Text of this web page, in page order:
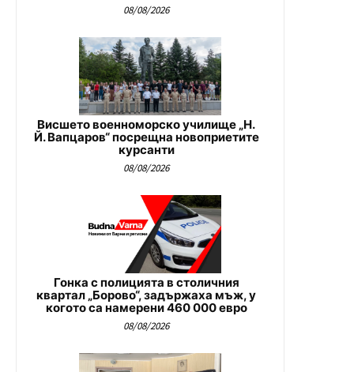
08/08/2026
Висшето военноморско училище „Н.
Й. Вапцаров“ посрещна новоприетите
курсанти
08/08/2026
Гонка с полицията в столичния
квартал „Борово“, задържаха мъж, у
когото са намерени 460 000 евро
08/08/2026